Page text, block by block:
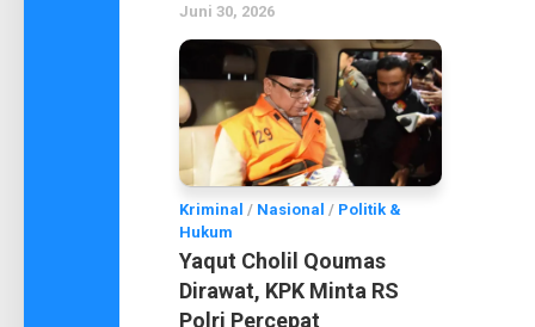
Juni 30, 2026
Kriminal / Nasional / Politik &
Hukum
Yaqut Cholil Qoumas
Dirawat, KPK Minta RS
Polri Percepat